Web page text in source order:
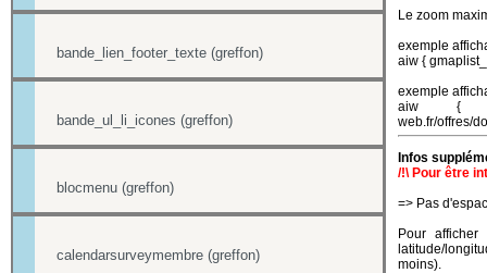
bande_lien_footer_texte (greffon)
bande_ul_li_icones (greffon)
blocmenu (greffon)
calendarsurveymembre (greffon)
Le zoom
exemple
aiw {
exemple
aiw {
web.fr/offres/
Infos
/!\ Pour être
=> Pas
Pour
latitude/
moins).